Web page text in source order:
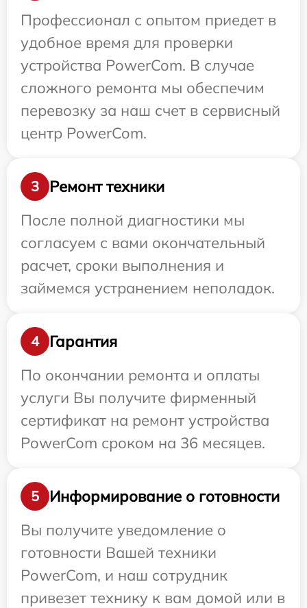
Профессионал с опытом приедет в
удобное время для проверки
устройства PowerCom. В случае
сложного ремонта мы обеспечим
перевозку за наш счет в сервисный
центр PowerCom.
3
Ремонт техники
После полной диагностики мы
согласуем с вами окончательный
расчет, сроки выполнения и
займемся устранением неполадок.
4
Гарантия
По окончании ремонта и оплаты
услуги Вы получите фирменный
сертификат на ремонт устройства
PowerCom сроком на 36 месяцев.
5
Информирование о готовности
Вы получите уведомление о
готовности Вашей техники
PowerCom, и наш сотрудник
привезет технику к вам домой или в